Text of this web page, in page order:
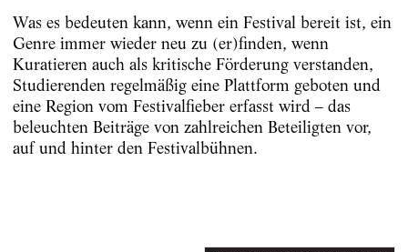
Was es bedeuten kann, wenn ein Festival bereit ist, ein
Genre immer wieder neu zu (er)finden, wenn
Kuratieren auch als kritische Förderung verstanden,
Studierenden regelmäßig eine Plattform geboten und
eine Region vom Festivalfieber erfasst wird – das
beleuchten Beiträge von zahlreichen Beteiligten vor,
auf und hinter den Festivalbühnen.